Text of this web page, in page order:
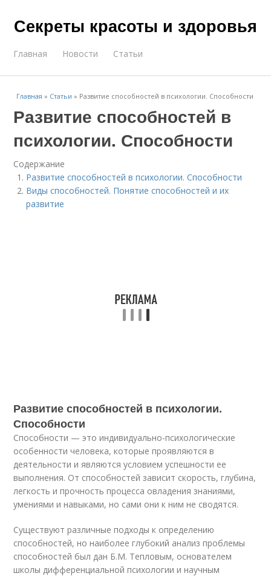
Секреты красоты и здоровья
Главная Новости Статьи
Главная » Статьи » Развитие способностей в психологии. Способности
Развитие способностей в
психологии. Способности
Содержание
Развитие способностей в психологии. Способности
Виды способностей. Понятие способностей и их
развитие
Развитие способностей в психологии.
Способности
Способности — это индивидуально-психологические
особенности человека, которые проявляются в
деятельности и являются условием успешности ее
выполнения. От способностей зависит скорость, глубина,
легкость и прочность процесса овладения знаниями,
умениями и навыками, но сами они к ним не сводятся.
Существуют различные подходы к определению
способностей, но наиболее глубокий анализ проблемы
способностей был дан Б.М. Тепловым, основателем
школы дифференциальной психологии и научным